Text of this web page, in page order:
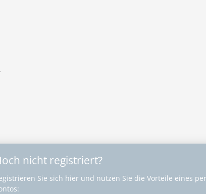
nicht registriert?
Sie sich hier und nutzen Sie die Vorteile eines